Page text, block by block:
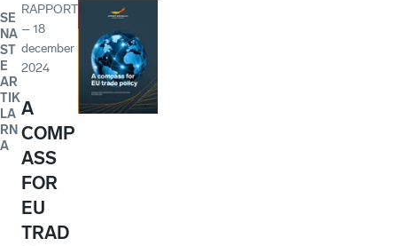
SE
NA
ST
E
AR
TIK
LA
RN
A
RAPPORT
–18
december
2024
A
COMP
ASS
FOR
EU
TRAD